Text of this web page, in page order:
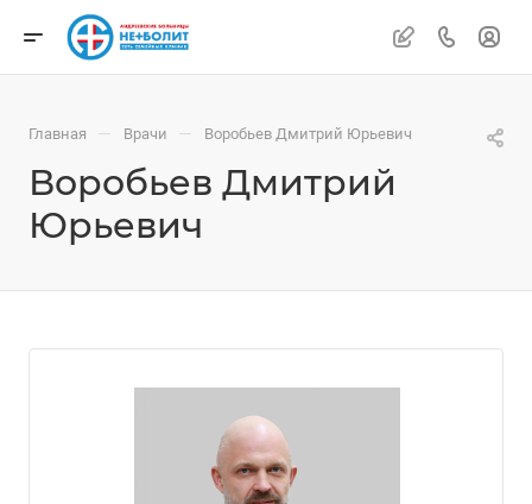
Главная — Врачи — Воробьев Дмитрий Юрьевич
Воробьев Дмитрий
Юрьевич